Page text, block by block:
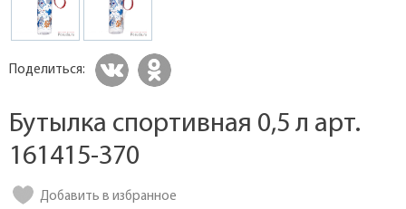
Поделиться:
Бутылка спортивная 0,5 л арт.
161415-370
Добавить в избранное